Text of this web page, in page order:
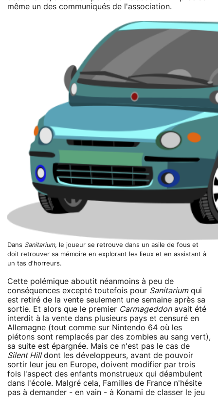
même un des communiqués de l'association.
Dans Sanitarium, le joueur se retrouve dans un asile de fous et
doit retrouver sa mémoire en explorant les lieux et en assistant à
un tas d'horreurs.
Cette polémique aboutit néanmoins à peu de
conséquences excepté toutefois pour Sanitariumqui
est retiré de la vente seulement une semaine après sa
sortie. Et alors que le premier Carmageddonavait été
interdit à la vente dans plusieurs pays et censuré en
Allemagne (tout comme sur Nintendo 64 où les
piétons sont remplacés par des zombies au sang vert),
sa suite est épargnée. Mais ce n'est pas le cas de
Silent Hilldont les développeurs, avant de pouvoir
sortir leur jeu en Europe, doivent modifier par trois
fois l'aspect des enfants monstrueux qui déambulent
dans l'école. Malgré cela, Familles de France n'hésite
pas à demander - en vain - à Konami de classer le jeu